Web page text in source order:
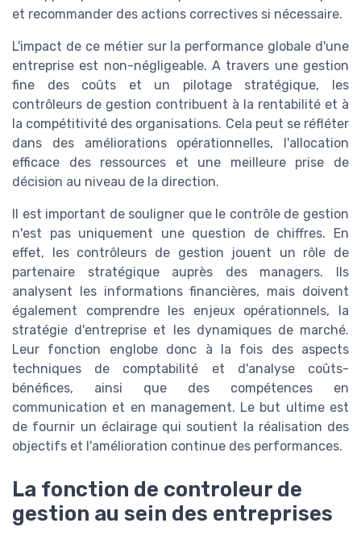
et recommander des actions correctives si nécessaire.
L'impact de ce métier sur la performance globale d'une
entreprise est non-négligeable. A travers une gestion
fine des coûts et un pilotage stratégique, les
contrôleurs de gestion contribuent à la rentabilité et à
la compétitivité des organisations. Cela peut se réfléter
dans des améliorations opérationnelles, l'allocation
efficace des ressources et une meilleure prise de
décision au niveau de la direction.
Il est important de souligner que le contrôle de gestion
n'est pas uniquement une question de chiffres. En
effet, les contrôleurs de gestion jouent un rôle de
partenaire stratégique auprès des managers. Ils
analysent les informations financières, mais doivent
également comprendre les enjeux opérationnels, la
stratégie d'entreprise et les dynamiques de marché.
Leur fonction englobe donc à la fois des aspects
techniques de comptabilité et d'analyse coûts-
bénéfices, ainsi que des compétences en
communication et en management. Le but ultime est
de fournir un éclairage qui soutient la réalisation des
objectifs et l'amélioration continue des performances.
La fonction de controleur de
gestion au sein des entreprises